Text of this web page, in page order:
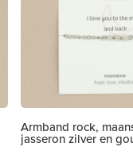
Armband rock,
jasseron zilver en